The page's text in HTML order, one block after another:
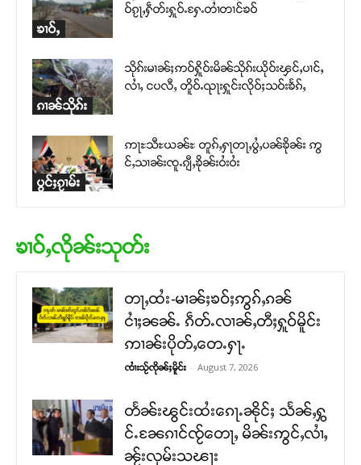
ၶၢဝ်ႇ
ဝ်ၵႂႃႇႁဵတ်းႁူဝ်ႉႁႄႉတၢႆတၢင်ၶဝ်
ၵၢၼ်သိုၵ်း
သိုၵ်းမၢၼ်ႈဢဝ်ႁိူဝ်းမိၼ်သိုၵ်းယိုဝ်းၾင်ႇပၢင်ႇ
လၢႆႇ ငပလီႇ တိူဝ်ႉၺႃးႁူင်းလိုဝ်ႈသဝ်းၶႅၵ်ႇ
ပွင်ႈၵႂၢမ်း
ဢႃႊသီႊယၼ်ႊ တူၵ်ႇႁႃတႃႇပွႆႇပၼ်ၶိုၼ်း ဢွ
င်ႇသၢၼ်းၸူႉၵျီႇၶိုၼ်းဝႆးဝႆး
ၶၢဝ်ႇလိုၼ်းသုတ်း
တႃႇထႆး-မၢၼ်ႈၶဝ်ႈဢွၵ်ႇၵၼ်
ငၢႆႈၼၼ်ႉ ၵဵတ်ႉလၢၼ်ႇတီႈႁူဝ်မိူင်း
ဢၢၼ်းပိုတ်ႇတေႉႁႃႉ
ၸၢႆးသႂ်ၸိုၼ်ႈမိူင်း - August 7, 2026
တႅၼ်းၽွင်းထႆးၵေႃႉၼိုင်ႈ သႅၼ်ႇႁွ
င်ႉၼႄၵၢင်ၸႂ်တေႃႇ မိၼ်းဢွင်ႇလၢႆႇ
ၼႂ်းလုမ်းသၽႃး